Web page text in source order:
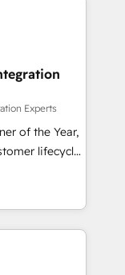
Buying
stale portal?
ープ会社・部
築します。意
。 1️⃣
元化から、
合運用、デー
対応します。
設計・実装。
、役割定義・
て主導。「設
Experts
of the Year,
lifecycle
(AI &
Media),
brands. 🔄